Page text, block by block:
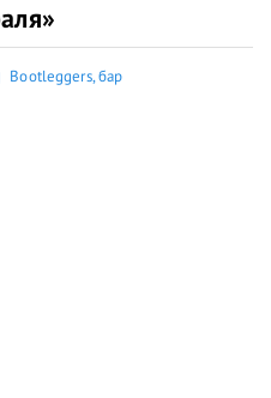
Bootleggers, бар